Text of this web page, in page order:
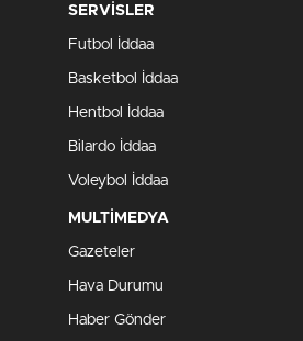
SERVİSLER
Futbol İddaa
Basketbol İddaa
Hentbol İddaa
Bilardo İddaa
Voleybol İddaa
MULTİMEDYA
Gazeteler
Hava Durumu
Haber Gönder